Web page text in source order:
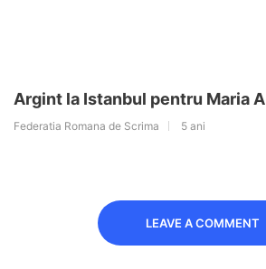
Argint la Istanbul pentru Maria
Federatia Romana de Scrima 5 ani
LEAVE A COMMENT